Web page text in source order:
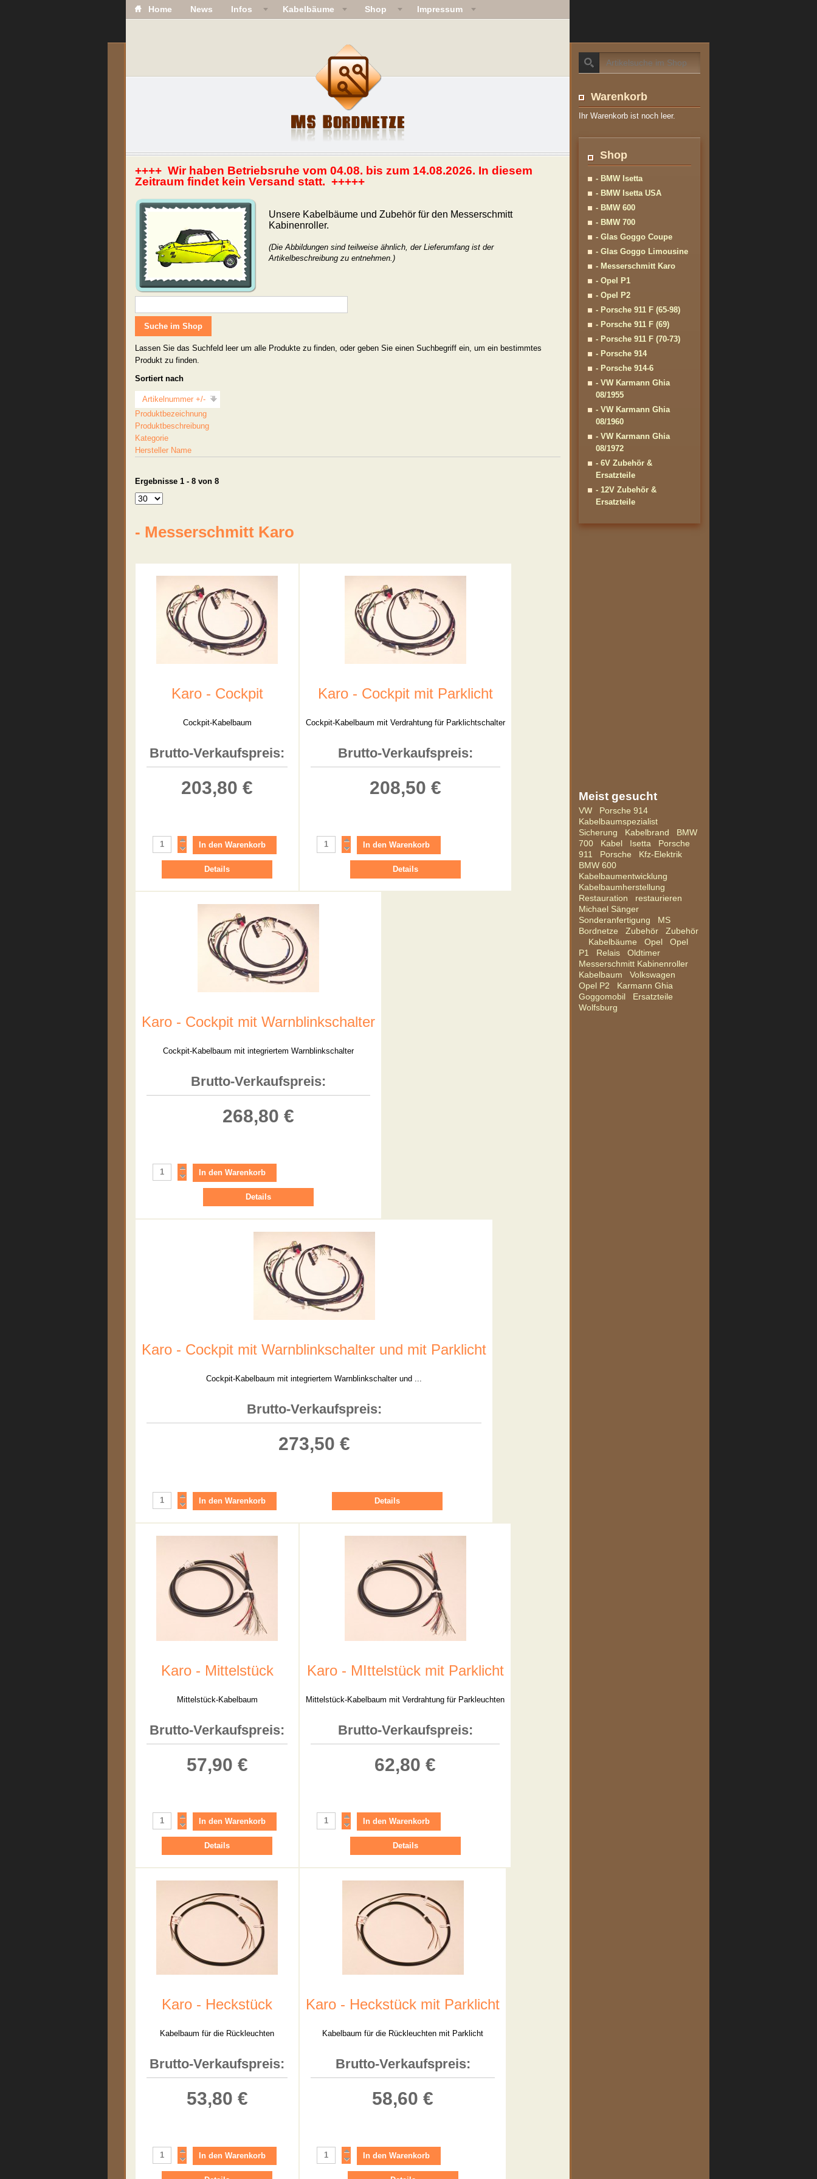
Home News Infos Kabelbäume Shop Impressum
++++ Wir haben Betriebsruhe vom 04.08. bis zum 14.08.2026. In diesem
Zeitraum findet kein Versand statt. +++++
Unsere Kabelbäume und Zubehör für den Messerschmitt
Kabinenroller.
(Die Abbildungen sind teilweise ähnlich, der Lieferumfang ist der
Artikelbeschreibung zu entnehmen.)
Lassen Sie das Suchfeld leer um alle Produkte zu finden, oder geben Sie einen Suchbegriff ein, um ein bestimmtes
Produkt zu finden.
Sortiert nach
Artikelnummer +/-
Produktbezeichnung
Produktbeschreibung
Kategorie
Hersteller Name
Ergebnisse 1 - 8 von 8
- Messerschmitt Karo
Karo - Cockpit
Cockpit-Kabelbaum
Brutto-Verkaufspreis:
203,80 €
Details
Karo - Cockpit mit Parklicht
Cockpit-Kabelbaum mit Verdrahtung für Parklichtschalter
Brutto-Verkaufspreis:
208,50 €
Details
Karo - Cockpit mit Warnblinkschalter
Cockpit-Kabelbaum mit integriertem Warnblinkschalter
Brutto-Verkaufspreis:
268,80 €
Details
Karo - Cockpit mit Warnblinkschalter und mit Parklicht
Cockpit-Kabelbaum mit integriertem Warnblinkschalter und ...
Brutto-Verkaufspreis:
273,50 €
Details
Karo - Mittelstück
Mittelstück-Kabelbaum
Brutto-Verkaufspreis:
57,90 €
Details
Karo - MIttelstück mit Parklicht
Mittelstück-Kabelbaum mit Verdrahtung für Parkleuchten
Brutto-Verkaufspreis:
62,80 €
Details
Karo - Heckstück
Kabelbaum für die Rückleuchten
Brutto-Verkaufspreis:
53,80 €
Karo - Heckstück mit Parklicht
Kabelbaum für die Rückleuchten mit Parklicht
Brutto-Verkaufspreis:
58,60 €
Warenkorb
Ihr Warenkorb ist noch leer.
Shop
- BMW Isetta
- BMW Isetta USA
- BMW 600
- BMW 700
- Glas Goggo Coupe
- Glas Goggo Limousine
- Messerschmitt Karo
- Opel P1
- Opel P2
- Porsche 911 F (65-98)
- Porsche 911 F (69)
- Porsche 911 F (70-73)
- Porsche 914
- Porsche 914-6
- VW Karmann Ghia
08/1955
- VW Karmann Ghia
08/1960
- VW Karmann Ghia
08/1972
- 6V Zubehör &
Ersatzteile
- 12V Zubehör &
Ersatzteile
Meist gesucht
VW
Porsche 914
Kabelbaumspezialist
Sicherung
Kabelbrand
BMW
700
Kabel Isetta
Porsche
911
Porsche
Kfz-Elektrik
BMW 600
Kabelbaumentwicklung
Kabelbaumherstellung
Restauration
restaurieren
Michael Sänger
Sonderanfertigung
MS
Bordnetze
Zubehör
Zubehör
Kabelbäume
Opel
Opel
P1
Relais
Oldtimer
Messerschmitt Kabinenroller
Kabelbaum
Volkswagen
Opel P2
Karmann Ghia
Goggomobil
Ersatzteile
Wolfsburg